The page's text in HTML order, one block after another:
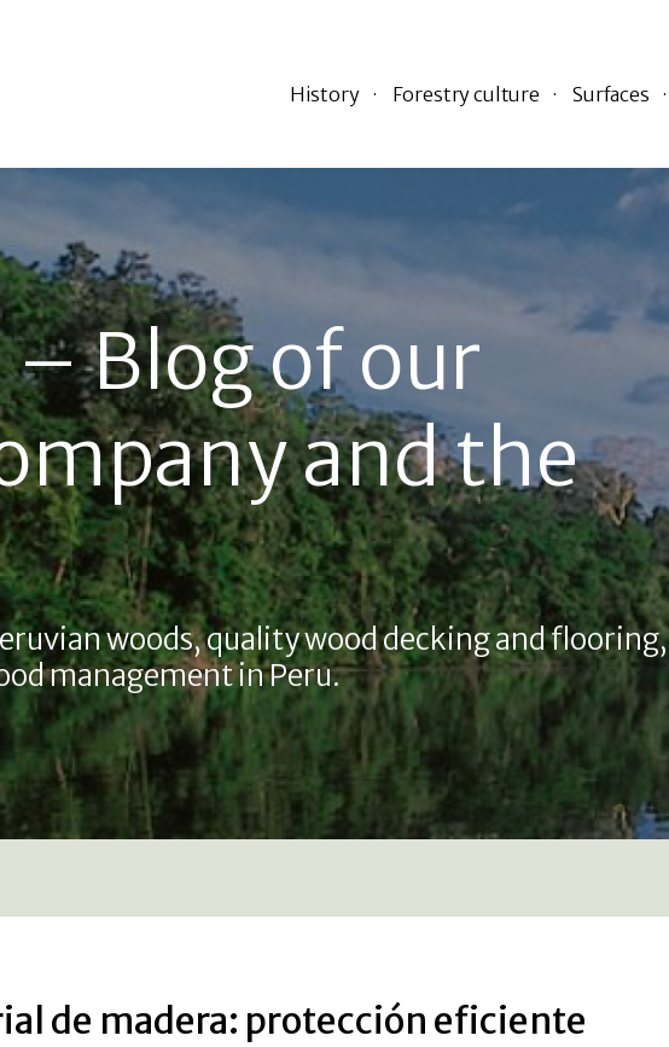
History Forestry culture Surfaces
Blog of our
and the
woods, quality wood decking and flooring,
management in Peru.
de madera: protección eficiente